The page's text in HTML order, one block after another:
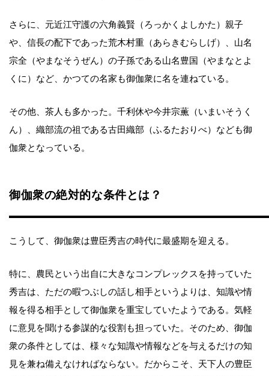
さらに、元近江守護の六角義賢（ろっかくよしかた）親子
や、信長の配下であった荒木村重（あらきむらしげ）、山名
宗全（やまなそうぜん）の子孫である山名豊国（やまなとよ
くに）など、かつての名家も御伽衆に名を連ねている。
その他、茶人も多かった。千利休や今井宗薫（いまいそうく
ん）、織部流の祖である古田織部（ふるたおりべ）なども御
伽衆となっている。
御伽衆の絶対的な条件とは？
こうして、御伽衆は豊臣秀吉の時代に最盛期を迎える。
特に、農民という出自に大きなコンプレックスを持っていた
秀吉は、ただの暇つぶしの話し相手というよりは、知識や情
報を得る相手として御伽衆を重宝していたようである。気軽
に意見を聞ける参謀的な役割も担っていた。そのため、御伽
衆の条件としては、様々な知識や情報などを与えるだけの知
見を兼ね備えなければならない。だからこそ、天下人の豊臣